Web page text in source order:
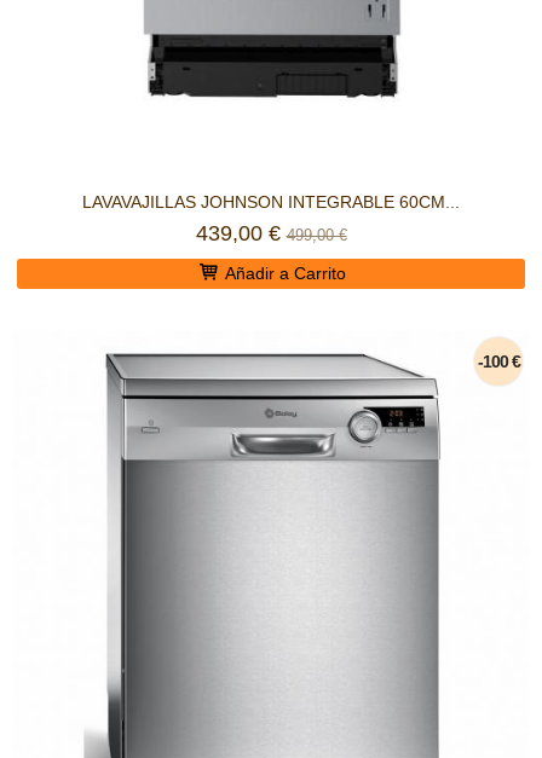
LAVAVAJILLAS JOHNSON INTEGRABLE 60CM...
439,00 €499,00 €
Añadir a Carrito
-100 €